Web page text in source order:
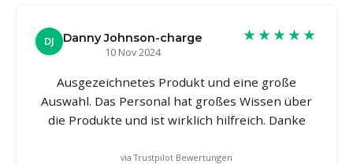
DJ
Danny Johnson-charge
10 Nov 2024
★★★★★
Ausgezeichnetes Produkt und eine große
Auswahl. Das Personal hat großes Wissen über
die Produkte und ist wirklich hilfreich. Danke
via Trustpilot Bewertungen